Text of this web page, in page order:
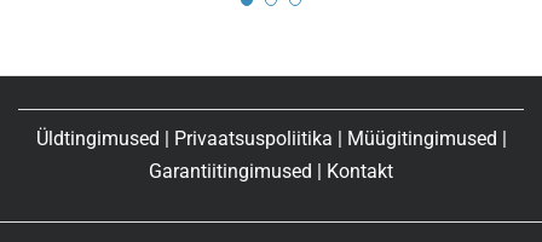
Üldtingimused Privaatsuspoliitika Müügitingimused
Garantiitingimused
Kontakt